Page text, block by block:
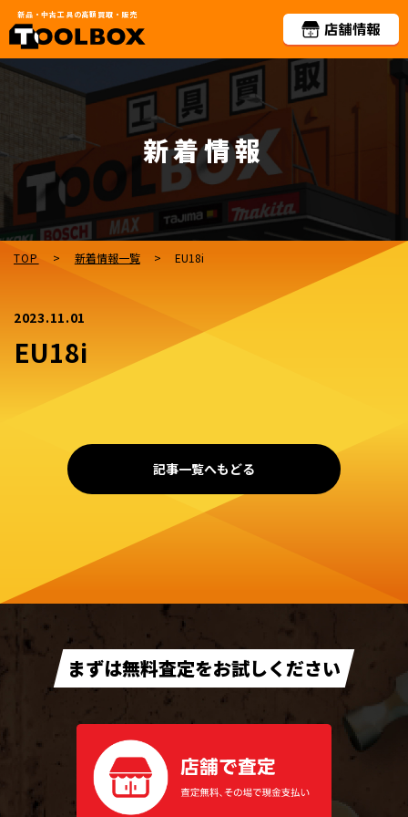
新品・中古工具の高額買取・販売
新着情報
TOP > 新着情報一覧 > EU18i
2023.11.01
EU18i
記事一覧へもどる
まずは無料査定をお試しください